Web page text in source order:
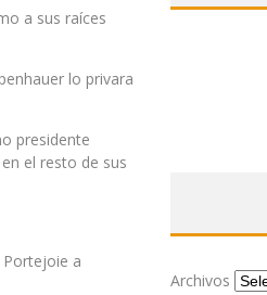
a sus raíces
lo privara
presidente
el resto de sus
Portejoie a
Archivos